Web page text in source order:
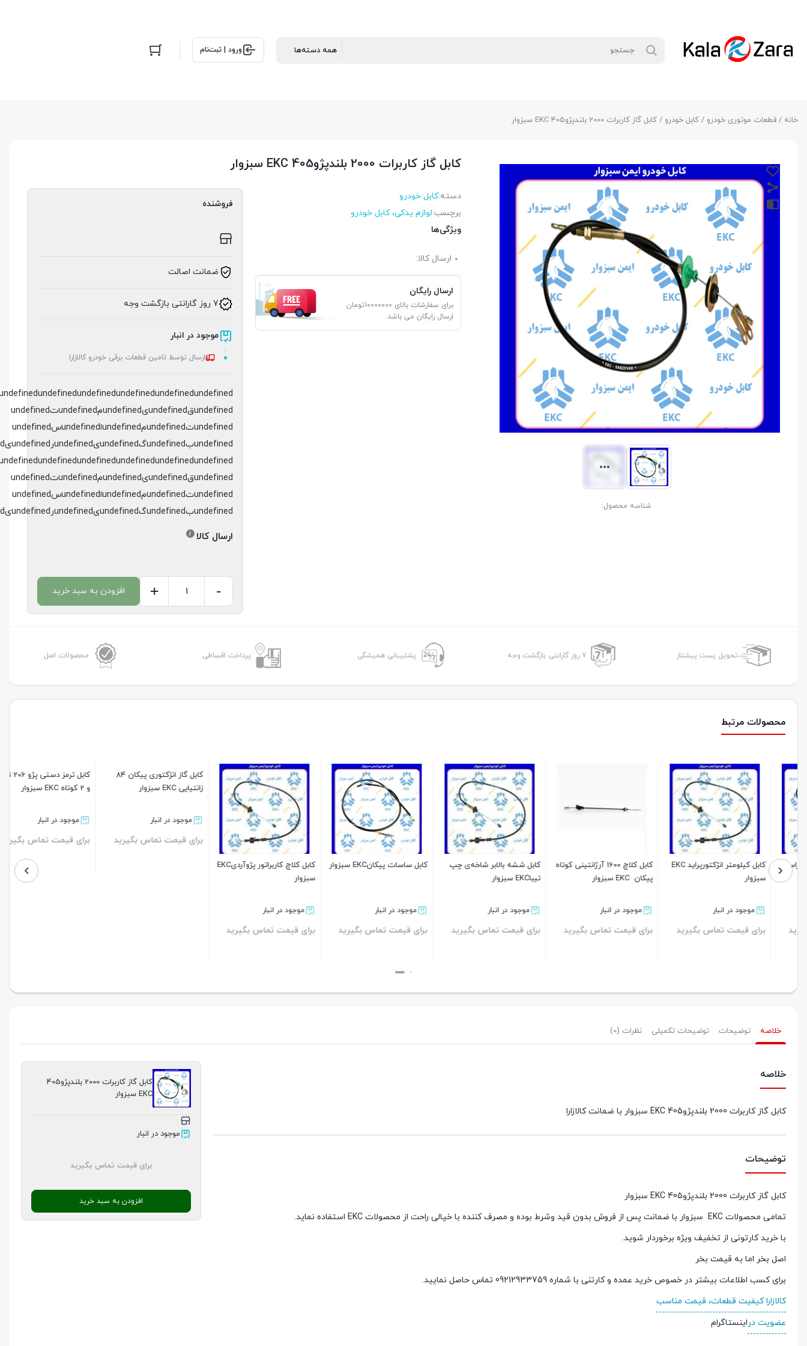
ورود | ثبت‌نام
خانه / قطعات موتوری خودرو / کابل خودرو / کابل گاز کاربرات 2000 بلندپژو405 EKC سبزوار
شناسه محصول:
کابل گاز کاربرات 2000 بلندپژو405 EKC سبزوار
دسته:کابل خودرو
برچسب:لوازم یدکی، کابل خودرو
ویژگی‌ها
ارسال کالا:
ارسال رایگان
برای سفارشات بالای 10000000تومان
ارسال رایگان می باشد.
فروشنده
ضمانت اصالت
7 روز گارانتی بازگشت وجه
موجود در انبار
ارسال توسط تامین قطعات برقی خودرو کالازارا
undefinedundefinedundefinedundefined
undefinedقundefinedیundefinedمundefinedتundefined
undefinedتundefinedمundefinedاundefinedسundefined
undefinedبundefinedگundefinedیundefinedرundefinedیundefinedدundefined
undefinedundefinedundefinedundefined
undefinedقundefinedیundefinedمundefinedتundefined
undefinedتundefinedمundefinedاundefinedسundefined
undefinedبundefinedگundefinedیundefinedرundefinedیundefinedدundefined
ارسال کالا
گاز
سبزوار
-
+ افزودن به سبد خرید
تحویل پست پیشتاز 7 روز گارانتی بازگشت وجه پشتیبانی همیشگی پرداخت اقساطی محصولات اصل
محصولات مرتبط
کابل کیلومتر انژکتورپراید EKC
سبزوار
موجود در انبار
برای قیمت تماس بگیرید
کابل کلاچ 1600 آرژانتینی کوتاه
موجود در انبار
برای قیمت تماس بگیرید
کابل ششه بالابر شاخه‌ی چپ
موجود در انبار
برای قیمت تماس بگیرید
کابل ساسات پیکانEKC سبزوار
موجود در انبار
برای قیمت تماس بگیرید
کابل کلاچ کاربراتور پژوآردیEKC
موجود در انبار
برای قیمت تماس بگیرید
کابل گاز انژکتوری پیکان 84
زانتیایی EKC سبزوار
موجود در انبار
برای قیمت تماس بگیرید
کابل ترمز دستی پژو 206 تیپ 1
موجود در انبار
برای قیمت تماس بگیرید
خلاصه توضیحات توضیحات تکمیلی نظرات (0)
خلاصه
کابل گاز کاربرات 2000 بلندپژو405 EKC سبزوار با ضمانت کالازارا
توضیحات
کابل گاز کاربرات 2000 بلندپژو405 EKC سبزوار
تمامی محصولات EKC سبزوار با ضمانت پس از فروش بدون قید وشرط بوده و مصرف کننده با خیالی راحت از محصولات EKC استفاده نماید.
با خرید کارتونی از تخفیف ویژه برخوردار شوید.
اصل بخر اما به قیمت بخر
برای کسب اطلاعات بیشتر در خصوص خرید عمده و کارتنی با شماره 09212933759 تماس حاصل نمایید.
کالازارا کیفیت قطعات، قیمت مناسب
عضویت دراینستاگرام
کابل گاز کاربرات 2000 بلندپژو405
EKC سبزوار
موجود در انبار
برای قیمت تماس بگیرید
افزودن به سبد خرید